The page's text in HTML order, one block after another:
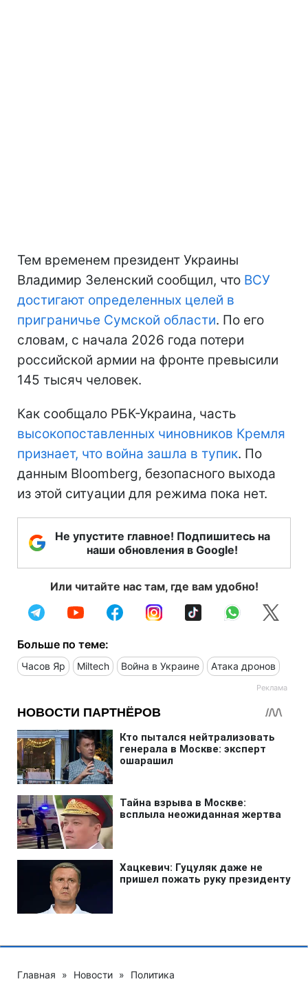
Тем временем президент Украины
Владимир Зеленский сообщил, что ВСУ
достигают определенных целей в
приграничье Сумской области. По его
словам, с начала 2026 года потери
российской армии на фронте превысили
145 тысяч человек.
Как сообщало РБК-Украина, часть
высокопоставленных чиновников Кремля
признает, что война зашла в тупик. По
данным Bloomberg, безопасного выхода
из этой ситуации для режима пока нет.
Не упустите главное! Подпишитесь на
наши обновления в Google!
Или читайте нас там, где вам удобно!
Больше по теме:
Часов Яр Miltech Война в Украине Атака дронов
Главная » Новости » Политика